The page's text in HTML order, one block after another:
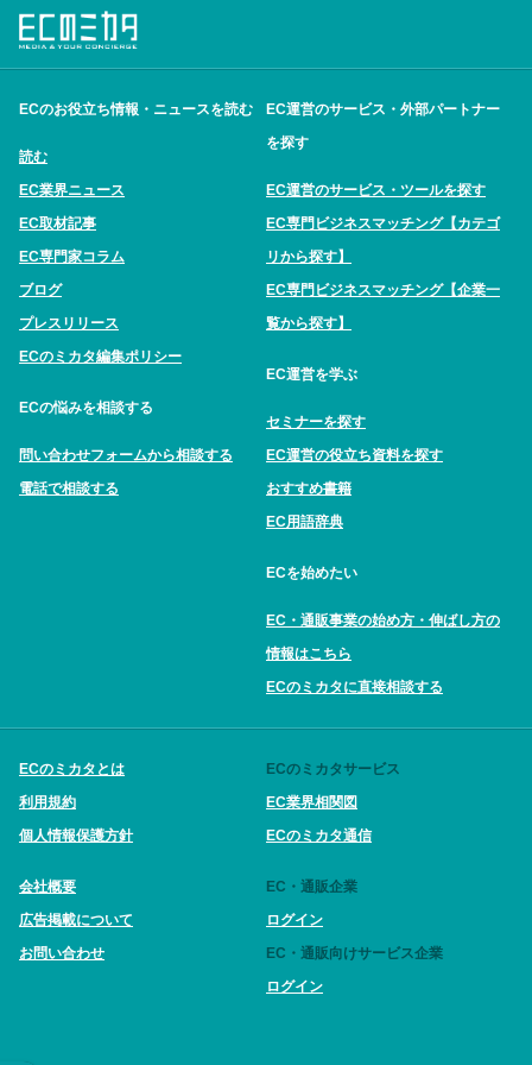
ECのお役立ち情報・ニュースを読む
読む
EC業界ニュース
EC取材記事
EC専門家コラム
ブログ
プレスリリース
ECのミカタ編集ポリシー
ECの悩みを相談する
問い合わせフォームから相談する
電話で相談する
EC運営のサービス・外部パートナー
を探す
EC運営のサービス・ツールを探す
EC専門ビジネスマッチング【カテゴ
リから探す】
EC専門ビジネスマッチング【企業一
覧から探す】
EC運営を学ぶ
セミナーを探す
EC運営の役立ち資料を探す
おすすめ書籍
EC用語辞典
ECを始めたい
EC・通販事業の始め方・伸ばし方の
情報はこちら
ECのミカタに直接相談する
ECのミカタとは
利用規約
個人情報保護方針
会社概要
広告掲載について
お問い合わせ
ECのミカタサービス
EC業界相関図
ECのミカタ通信
EC・通販企業
ログイン
EC・通販向けサービス企業
ログイン